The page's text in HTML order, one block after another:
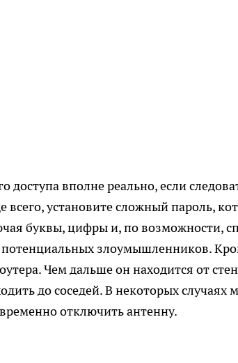
доступа вполне реально, если
установите сложный пароль,
буквы, цифры и, по возможности,
злоумышленников.
Чем дальше он находится от
до соседей. В некоторых случаях
отключить антенну.